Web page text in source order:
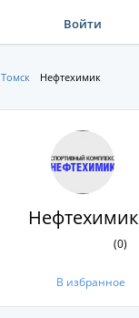
Войти
Томск Нефтехимик
Нефтехимик
(0)
В избранное